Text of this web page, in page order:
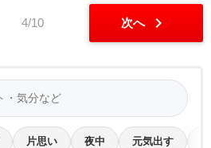
4/10 次へ chevron_right
片思い 夜中 元気出す